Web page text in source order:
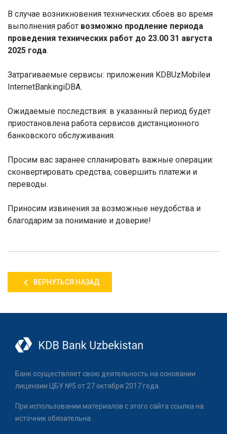
В случае возникновения технических сбоев во время
выполнения работ возможно продление периода
проведения технических работ до 23.00 31 августа
2025 года.
Затрагиваемые сервисы: приложения KDBUzMobileи
InternetBankingiDBA.
Ожидаемые последствия: в указанный период будет
приостановлена работа сервисов дистанционного
банковского обслуживания.
Просим вас заранее спланировать важные операции:
сконвертировать средства, совершить платежи и
переводы.
Приносим извинения за возможные неудобства и
благодарим за понимание и доверие!
ВЕРНУТЬСЯ НАЗАД
Банк осуществляет свою деятельность на основании
лицензии ЦБУ №5 от 27 октября 2017 года.
При использовании материалов с этого сайта ссылка на
источник обязательна.